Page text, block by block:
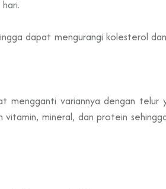
dapat mengurangi kolesterol
mengganti variannya dengan telur
mineral, dan protein